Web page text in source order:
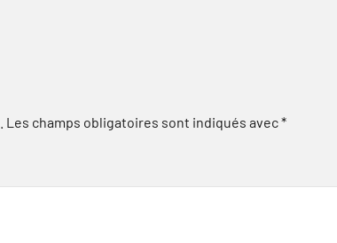
Les champs obligatoires sont indiqués avec*